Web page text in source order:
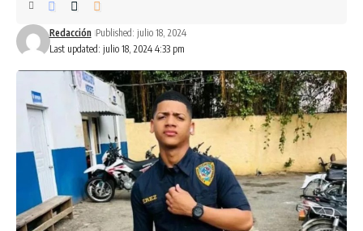
Last updated: julio 18, 2024 4:33 pm
Redacción Published: julio 18, 2024